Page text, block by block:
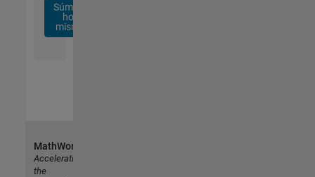
Súmese
hoy
mismo
MathWorks
Accelerating
the